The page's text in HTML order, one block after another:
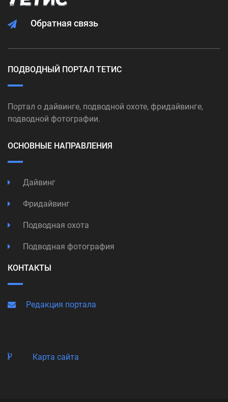
Обратная связь
ПОДВОДНЫЙ ПОРТАЛ ТЕТИС
Портал о дайвинге, подводной охоте, фридайвинге,
подводной фотографии.
ОСНОВНЫЕ НАПРАВЛЕНИЯ
Дайвинг
Фридайвинг
Подводная охота
Подводная фотография
КОНТАКТЫ
Редакция портала
Карта сайта